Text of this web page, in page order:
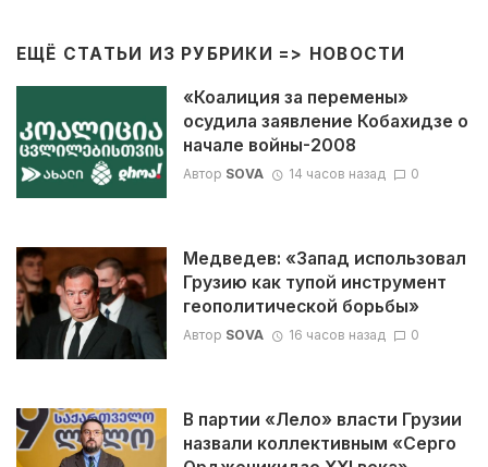
ЕЩЁ СТАТЬИ ИЗ РУБРИКИ => НОВОСТИ
«Коалиция за перемены»
осудила заявление Кобахидзе о
начале войны-2008
Автор SOVA 14 часов назад 0
Медведев: «Запад использовал
Грузию как тупой инструмент
геополитической борьбы»
Автор SOVA 16 часов назад 0
В партии «Лело» власти Грузии
назвали коллективным «Серго